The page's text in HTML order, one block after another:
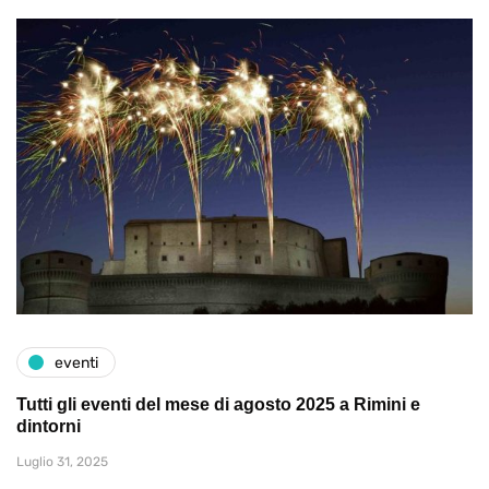
eventi
Tutti gli eventi del mese di agosto 2025 a Rimini e
dintorni
Luglio 31, 2025